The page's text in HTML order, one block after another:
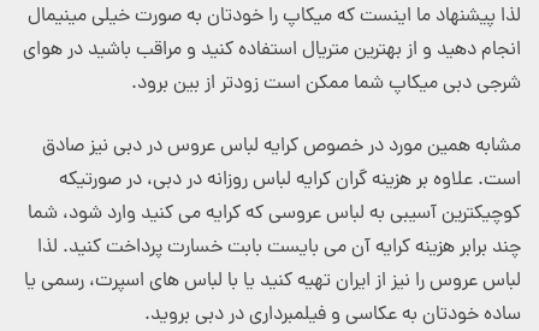
لذا پیشنهاد ما اینست که میکاپ را خودتان به صورت خیلی مینیمال
انجام دهید و از بهترین متریال استفاده کنید و مراقب باشید در هوای
شرجی دبی میکاپ شما ممکن است زودتر از بین برود.
مشابه همین مورد در خصوص کرایه لباس عروس در دبی نیز صادق
است. علاوه بر هزینه گران کرایه لباس روزانه در دبی، در صورتیکه
کوچیکترین آسیبی به لباس عروسی که کرایه می کنید وارد شود، شما
چند برابر هزینه کرایه آن می بایست بابت خسارت پرداخت کنید. لذا
لباس عروس را نیز از ایران تهیه کنید یا با لباس های اسپرت، رسمی یا
ساده خودتان به عکاسی و فیلمبرداری در دبی بروید.